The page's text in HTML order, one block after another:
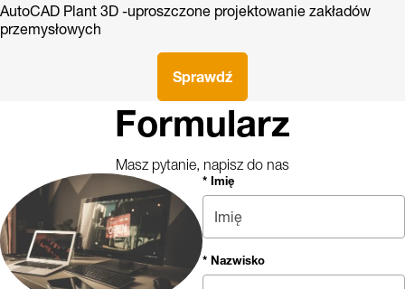
AutoCAD Plant 3D -uproszczone projektowanie zakładów
przemysłowych
Sprawdź
Formularz
Masz pytanie, napisz do nas
* Imię
* Nazwisko